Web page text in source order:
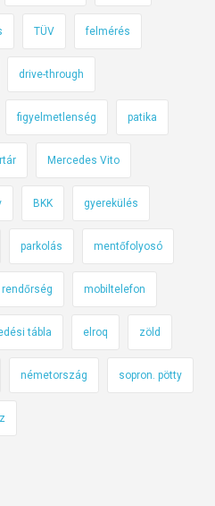
TÜV felmérés
drive-through
figyelmetlenség patika
Mercedes Vito
BKK gyerekülés
parkolás mentőfolyosó
rendőrség mobiltelefon
tábla elroq zöld
németország sopron. pötty